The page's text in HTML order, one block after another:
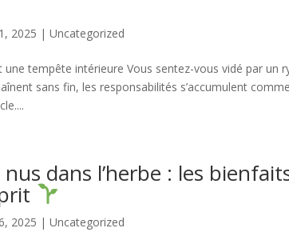
2025 |Uncategorized
une tempête intérieure Vous sentez-vous vidé par un
sans fin, les responsabilités s’accumulent
dans l’herbe : les
2025 |Uncategorized